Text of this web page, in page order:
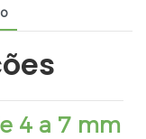
4 a 7 mm